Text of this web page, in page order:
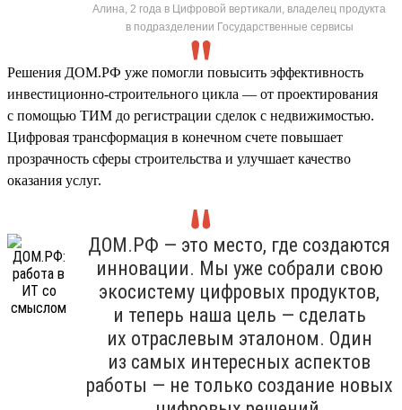
Алина, 2 года в Цифровой вертикали, владелец продукта
в подразделении Государственные сервисы
Решения ДОМ.РФ уже помогли повысить эффективность
инвестиционно-строительного цикла — от проектирования
с помощью ТИМ до регистрации сделок с недвижимостью.
Цифровая трансформация в конечном счете повышает
прозрачность сферы строительства и улучшает качество
оказания услуг.
ДОМ.РФ — это место, где создаются
инновации. Мы уже собрали свою
экосистему цифровых продуктов,
и теперь наша цель — сделать
их отраслевым эталоном. Один
из самых интересных аспектов
работы — не только создание новых